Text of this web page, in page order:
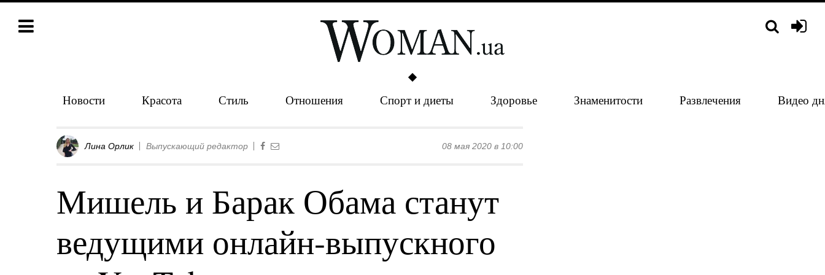
Новости Красота Стиль Отношения Спорт и диеты Здоровье Знаменитости Развлечения Видео
Лина Орлик Выпускающий редактор 08 мая 2020 в 10:00
Мишель и Барак Обама станут
ведущими онлайн-выпускного